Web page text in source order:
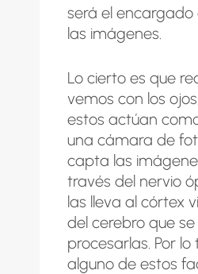
será el
las imágenes.
Lo cierto es que
vemos con los
estos actúan
una cámara de
capta las
través del nervio
las lleva al córtex
del cerebro que
procesarlas. Por lo
alguno de estos